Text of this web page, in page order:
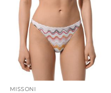
MISSONI